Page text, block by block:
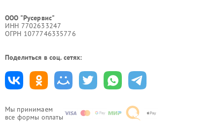
Мы принимаем
все формы оплаты
ООО "Русервис"
ИНН 7702633247
ОГРН 1077746335776
Поделиться в соц. сетях: